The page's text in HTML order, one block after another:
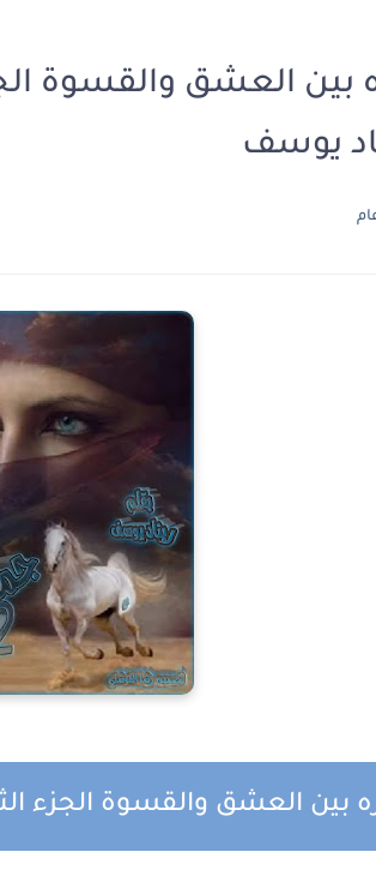
بين العشق والقسوة
بين العشق والقسوة الجزء